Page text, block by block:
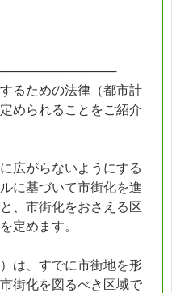
るための法律（都市計
められることをご紹介
広がらないようにする
に基づいて市街化を進
、市街化をおさえる区
定めます。
は、すでに市街地を形
街化を図るべき区域で